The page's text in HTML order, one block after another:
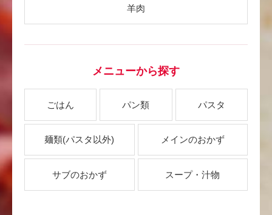
羊肉
メニューから探す
ごはん パン類 パスタ
麺類(パスタ以外) メインのおかず
サブのおかず スープ・汁物